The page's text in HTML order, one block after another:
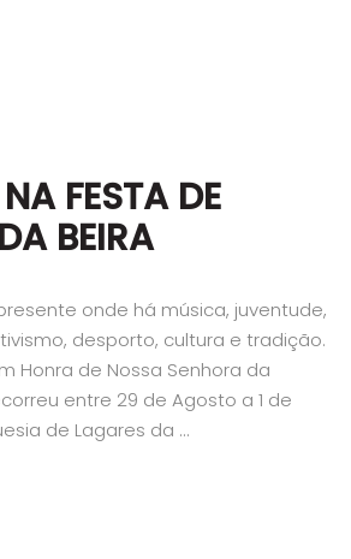
FESTA DE
BEIRA
presente onde há música, juventude,
desporto, cultura e tradição.
Honra de Nossa Senhora da
entre 29 de Agosto a 1 de
de Lagares da …